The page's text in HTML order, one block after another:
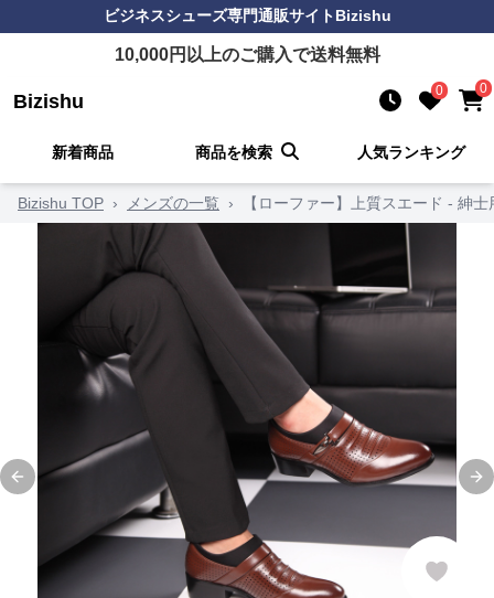
ビジネスシューズ専門通販サイトBizishu
10,000円以上のご購入で送料無料
Bizishu 0 0
新着商品 商品を検索 人気ランキング
Bizishu TOP › メンズの一覧 › 【ローファー】上質スエード - 紳士
Previous slide